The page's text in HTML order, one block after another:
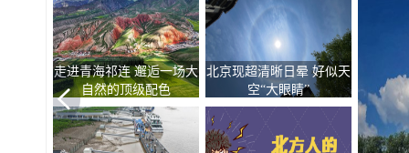
走进青海祁连 邂逅一场大
自然的顶级配色
北京现超清晰日晕 好似天
空“大眼睛”